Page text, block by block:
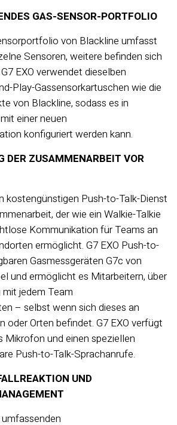
GAS-SENSOR-PORTFOLIO
von Blackline umfasst
Sensoren, weitere befinden sich
EXO verwendet dieselben
Play-Gassensorkartuschen wie die
von Blackline, sodass es in
einer neuen
konfiguriert werden kann.
DER ZUSAMMENARBEIT VOR
kostengünstigen Push-to-Talk-Dienst
der wie ein Walkie-Talkie
Kommunikation für Teams an
ermöglicht. G7 EXO Push-to-
Gasmessgeräten G7c von
und ermöglicht es Mitarbeitern, über
jedem Team
– selbst wenn sich dieses an
oder Orten befindet. G7 EXO verfügt
Mikrofon und einen speziellen
Push-to-Talk-Sprachanrufe.
UND